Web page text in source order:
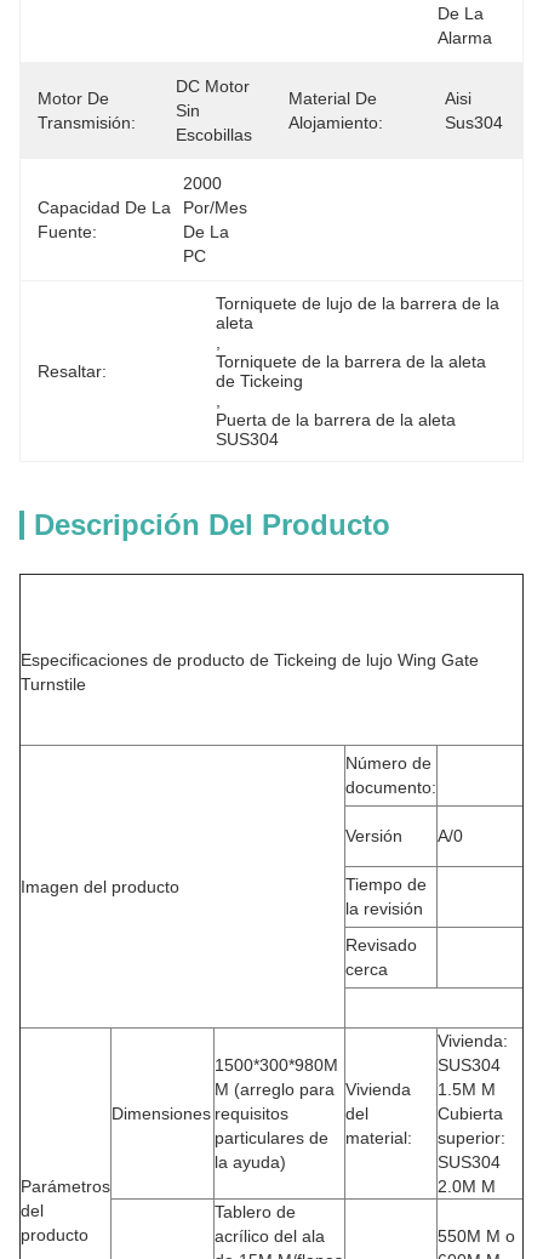
De La
Alarma
Motor De
Transmisión:
DC Motor
Sin
Escobillas
Material De
Alojamiento:
Aisi
Sus304
Capacidad De La
Fuente:
2000
Por/mes
De La
PC
Resaltar:
Torniquete de lujo de la barrera de la
aleta
Torniquete de la barrera de la aleta
de Tickeing
Puerta de la barrera de la aleta
SUS304
Descripción Del Producto
Especificaciones de producto de Tickeing de lujo Wing Gate
Turnstile
Imagen del producto
Número de
documento:
Versión A/0
Tiempo de
la revisión
Revisado
cerca
Parámetros
del
producto
Dimensiones
1500*300*980M
M (arreglo para
requisitos
particulares de
la ayuda)
Vivienda
del
material:
Vivienda:
SUS304
1.5M M
Cubierta
superior:
SUS304
2.0M M
Tablero de
acrílico del ala
550M M o